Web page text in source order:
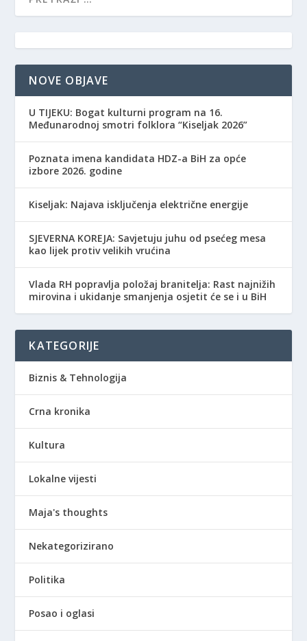
NOVE OBJAVE
​U TIJEKU: Bogat kulturni program na 16.
Međunarodnoj smotri folklora “Kiseljak 2026”
Poznata imena kandidata HDZ-a BiH za opće
izbore 2026. godine
Kiseljak: Najava isključenja električne energije
SJEVERNA KOREJA: Savjetuju juhu od psećeg mesa
kao lijek protiv velikih vrućina
Vlada RH popravlja položaj branitelja: Rast najnižih
mirovina i ukidanje smanjenja osjetit će se i u BiH
KATEGORIJE
Biznis & Tehnologija
Crna kronika
Kultura
Lokalne vijesti
Maja's thoughts
Nekategorizirano
Politika
Posao i oglasi